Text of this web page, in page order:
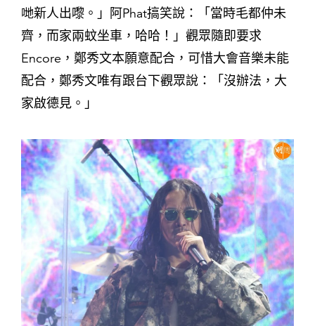
哋新人出嚟。」阿Phat搞笑說：「當時毛都仲未
齊，而家兩蚊坐車，哈哈！」觀眾隨即要求
Encore，鄭秀文本願意配合，可惜大會音樂未能
配合，鄭秀文唯有跟台下觀眾說：「沒辦法，大
家啟德見。」